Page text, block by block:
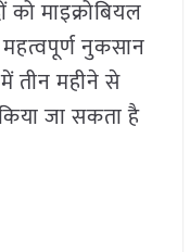
को माइक्रोबियल
नुकसान
तीन महीने से
जा सकता है